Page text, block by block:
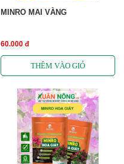
MINRO MAI VÀNG
60.000 đ